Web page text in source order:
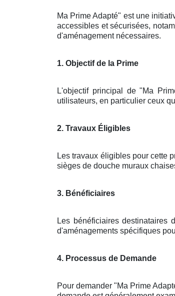
Ma Prime Adapté" est une
accessibles et sécurisées,
d'aménagement nécessaires.
1. Objectif de la Prime
L'objectif principal de "Ma
utilisateurs, en particulier ceux
2. Travaux Éligibles
Les travaux éligibles pour cette
sièges de douche muraux
3. Bénéficiaires
Les bénéficiaires destinataires
d'aménagements spécifiques
4. Processus de Demande
Pour demander "Ma Prime